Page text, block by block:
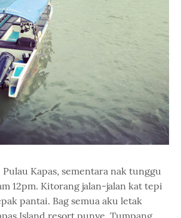
Pulau Kapas, sementara nak tunggu
12pm. Kitorang jalan-jalan kat tepi
pantai. Bag semua aku letak
Island resort punye. Tumpang